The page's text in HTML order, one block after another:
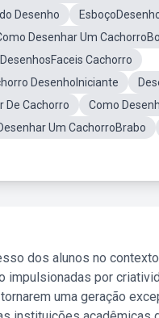
Desenho
Desenhar Um
DesenhosFaceis Cachorro
DesenhoIniciante
De Cachorro
Como
Um CachorroBrabo
dos alunos no
por
uma geração